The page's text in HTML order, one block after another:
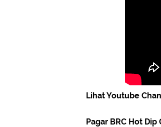
Lihat Youtube
Pagar BRC Hot Dip